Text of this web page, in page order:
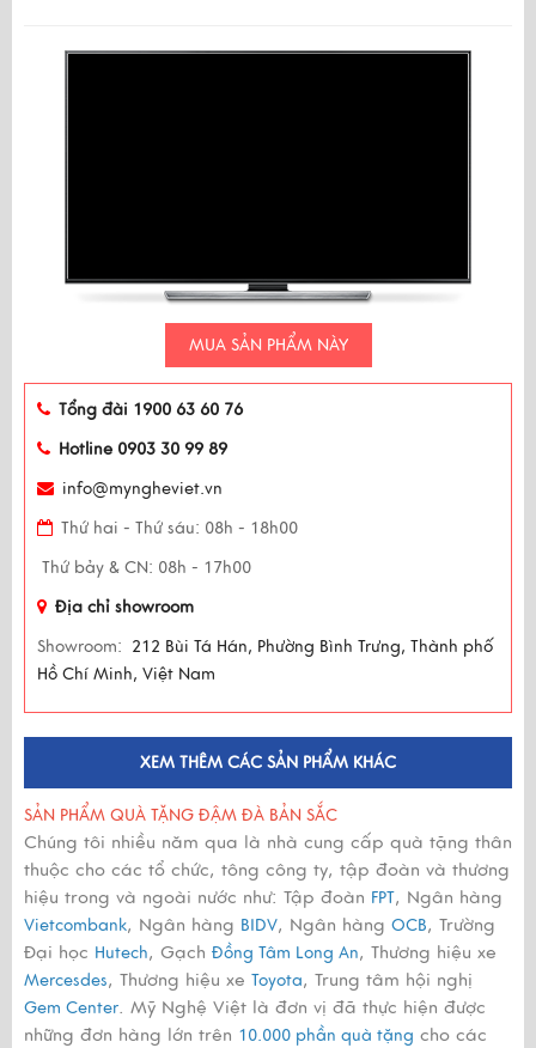
MUA SẢN PHẨM NÀY
Tổng đài 1900 63 60 76
Hotline 0903 30 99 89
info@myngheviet.vn
Thứ hai - Thứ sáu: 08h - 18h00
Thứ bảy & CN: 08h - 17h00
Địa chỉ showroom
Showroom: 212 Bùi Tá Hán, Phường Bình Trưng, Thành phố
Hồ Chí Minh, Việt Nam
XEM THÊM CÁC SẢN PHẨM KHÁC
SẢN PHẨM QUÀ TẶNG ĐẬM ĐÀ BẢN SẮC
Chúng tôi nhiều năm qua là nhà cung cấp quà tặng thân
thuộc cho các tổ chức, tông công ty, tập đoàn và thương
hiệu trong và ngoài nước như: Tập đoàn FPT, Ngân hàng
Vietcombank, Ngân hàng BIDV, Ngân hàng OCB, Trường
Đại học Hutech, Gạch Đồng Tâm Long An, Thương hiệu xe
Mercesdes, Thương hiệu xe Toyota, Trung tâm hội nghị
Gem Center. Mỹ Nghệ Việt là đơn vị đã thực hiện được
những đơn hàng lớn trên 10.000 phần quà tặng cho các